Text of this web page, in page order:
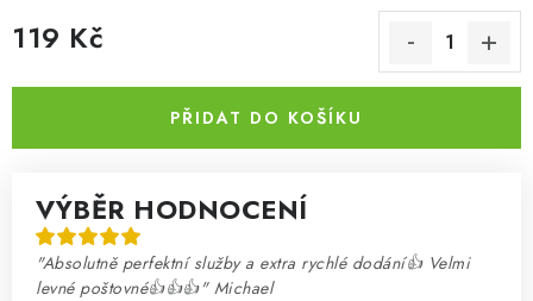
119 Kč
PŘIDAT DO KOŠÍKU
VÝBĚR HODNOCENÍ
"Absolutně perfektní služby a extra rychlé dodání👍 Velmi
levné poštovné👍👍👍" Michael